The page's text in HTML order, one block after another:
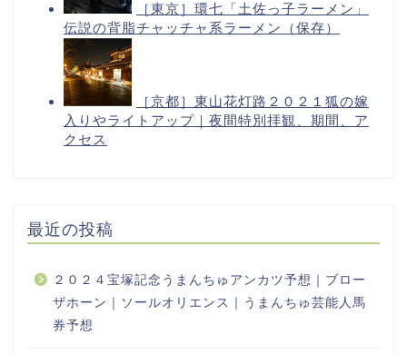
最近の投稿
２０２４宝塚記念うまんちゅアンカツ予想｜ブロー
ザホーン｜ソールオリエンス｜うまんちゅ芸能人馬
券予想